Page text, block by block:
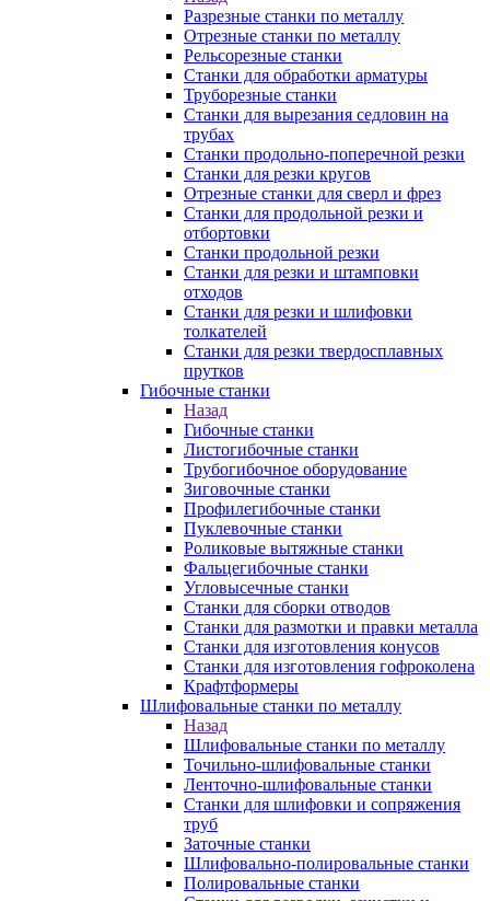
Разрезные станки по металлу
Отрезные станки по металлу
Рельсорезные станки
Станки для обработки арматуры
Труборезные станки
Станки для вырезания седловин на
трубаx
Станки продольно-поперечной резки
Станки для резки кругов
Отрезные станки для сверл и фрез
Станки для продольной резки и
отбортовки
Станки продольной резки
Станки для резки и штамповки
отходов
Станки для резки и шлифовки
толкателей
Станки для резки твердосплавных
прутков
Гибочные станки
Назад
Гибочные станки
Листогибочные станки
Трубогибочное оборудование
Зиговочные станки
Профилегибочные станки
Пуклевочные станки
Роликовые вытяжные станки
Фальцегибочные станки
Угловысечные станки
Станки для сборки отводов
Станки для размотки и правки металла
Станки для изготовления конусов
Станки для изготовления гофроколена
Крафтформеры
Шлифовальные станки по металлу
Назад
Шлифовальные станки по металлу
Точильно-шлифовальные станки
Ленточно-шлифовальные станки
Станки для шлифовки и сопряжения
труб
Заточные станки
Шлифовально-полировальные станки
Полировальные станки